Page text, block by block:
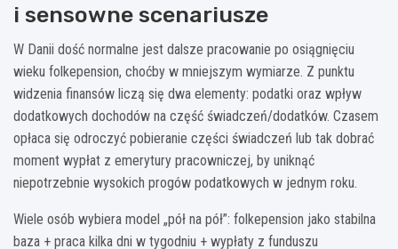
i sensowne scenariusze
W Danii dość normalne jest dalsze pracowanie po osiągnięciu
wieku folkepension, choćby w mniejszym wymiarze. Z punktu
widzenia finansów liczą się dwa elementy: podatki oraz wpływ
dodatkowych dochodów na część świadczeń/dodatków. Czasem
opłaca się odroczyć pobieranie części świadczeń lub tak dobrać
moment wypłat z emerytury pracowniczej, by uniknąć
niepotrzebnie wysokich progów podatkowych w jednym roku.
Wiele osób wybiera model „pół na pół”: folkepension jako stabilna
baza + praca kilka dni w tygodniu + wypłaty z funduszu